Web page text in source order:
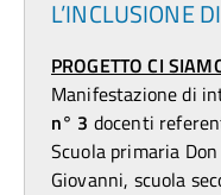
L’INCLUSIONE
PROGETTO CI
Manifestazione di
n° 3 docenti
Scuola primaria
Giovanni, scuola